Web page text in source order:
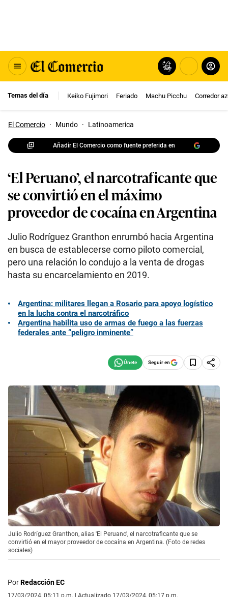
Temas del día Keiko Fujimori Feriado Machu Picchu Corredor
El Comercio · Mundo · Latinoamerica
Añadir El Comercio como fuente preferida en
‘El Peruano’, el narcotraficante que
se convirtió en el máximo
proveedor de cocaína en Argentina
Julio Rodríguez Granthon enrumbó hacia Argentina
en busca de establecerse como piloto comercial,
pero una relación lo condujo a la venta de drogas
hasta su encarcelamiento en 2019.
Argentina: militares llegan a Rosario para apoyo logístico
en la lucha contra el narcotráfico
Argentina habilita uso de armas de fuego a las fuerzas
federales ante “peligro inminente”
Seguir en
Julio Rodríguez Granthon, alias 'El Peruano', el narcotraficante que se
convirtió en el mayor proveedor de cocaína en Argentina. (Foto de redes
sociales)
PorRedacción EC
17/03/2024, 05:11 p.m. | Actualizado 17/03/2024, 05:17 p.m.